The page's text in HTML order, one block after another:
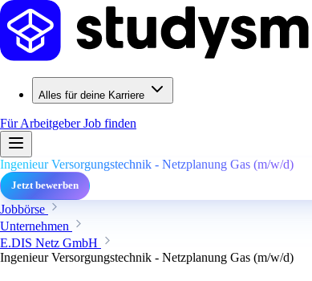
Alles für deine Karriere
Für ArbeitgeberJob finden
Ingenieur Versorgungstechnik - Netzplanung Gas (m/w/d)
Jetzt bewerben
Jobbörse
Unternehmen
E.DIS Netz GmbH
Ingenieur Versorgungstechnik - Netzplanung Gas (m/w/d)